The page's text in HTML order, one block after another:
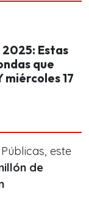
Estas
que
miércoles 17
este
de